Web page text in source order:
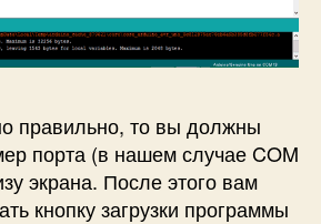
правильно, то вы должны
порта (в нашем случае COM
экрана. После этого вам
кнопку загрузки программы